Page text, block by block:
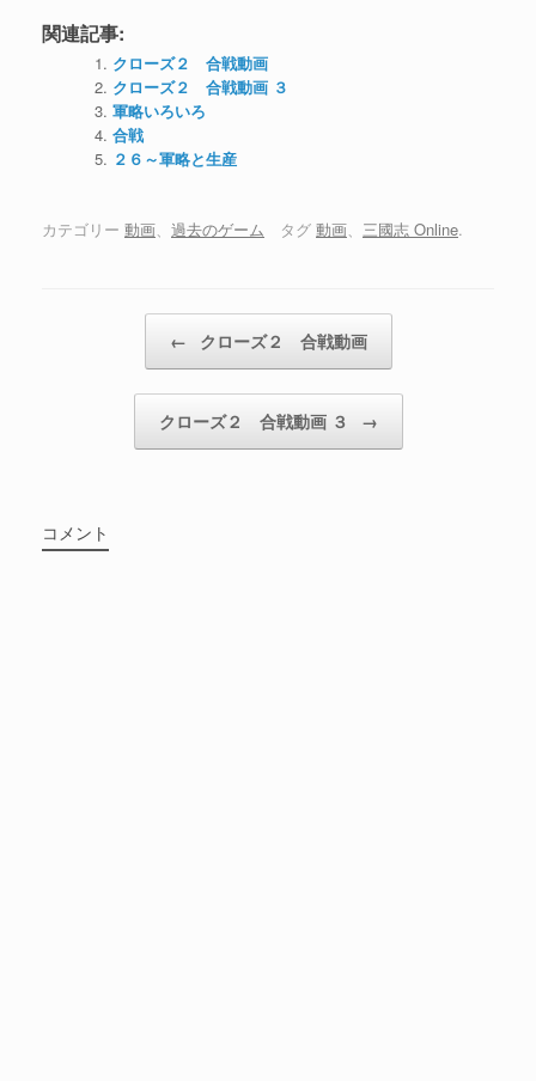
関連記事:
クローズ２ 合戦動画
クローズ２ 合戦動画 ３
軍略いろいろ
合戦
２６～軍略と生産
カテゴリー 動画 過去のゲーム タグ 動画 三國志 Online.
← クローズ２ 合戦動画
クローズ２ 合戦動画 ３ →
コメント